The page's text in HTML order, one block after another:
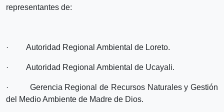
representantes de:
· Autoridad Regional Ambiental de Loreto.
· Autoridad Regional Ambiental de Ucayali.
· Gerencia Regional de Recursos Naturales y Gestión
del Medio Ambiente de Madre de Dios.